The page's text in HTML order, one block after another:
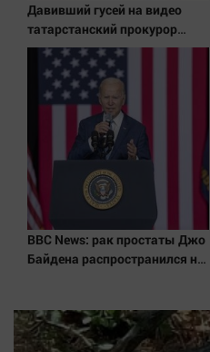
Давивший гусей на видео
татарстанский прокурор
ушел в отставку 09/08/2026 –
Новости
BBC News: рак простаты Джо
Байдена распространился на